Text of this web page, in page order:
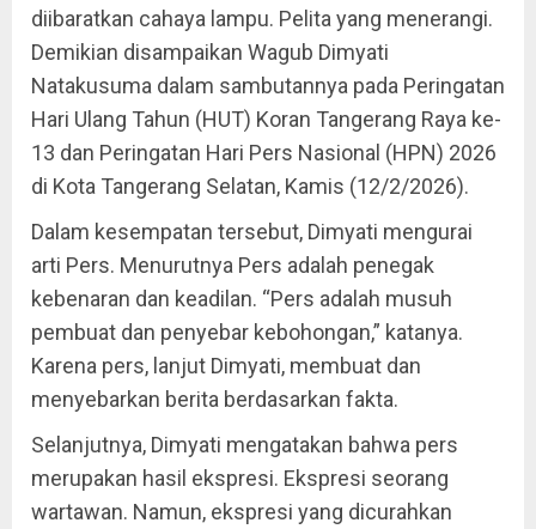
diibaratkan cahaya lampu. Pelita yang menerangi.
Demikian disampaikan Wagub Dimyati
Natakusuma dalam sambutannya pada Peringatan
Hari Ulang Tahun (HUT) Koran Tangerang Raya ke-
13 dan Peringatan Hari Pers Nasional (HPN) 2026
di Kota Tangerang Selatan, Kamis (12/2/2026).
Dalam kesempatan tersebut, Dimyati mengurai
arti Pers. Menurutnya Pers adalah penegak
kebenaran dan keadilan. “Pers adalah musuh
pembuat dan penyebar kebohongan,” katanya.
Karena pers, lanjut Dimyati, membuat dan
menyebarkan berita berdasarkan fakta.
Selanjutnya, Dimyati mengatakan bahwa pers
merupakan hasil ekspresi. Ekspresi seorang
wartawan. Namun, ekspresi yang dicurahkan